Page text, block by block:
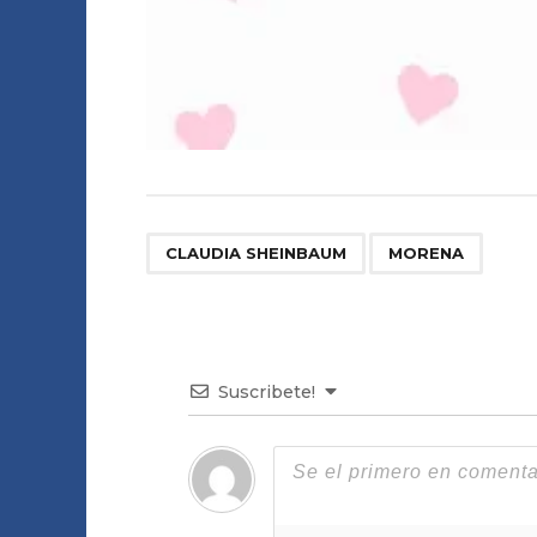
CLAUDIA SHEINBAUM MORENA
Suscribete!